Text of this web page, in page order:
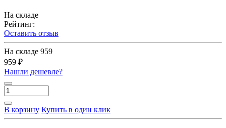
На складе
Рейтинг:
Оставить отзыв
На складе 959
959 ₽
Нашли дешевле?
В корзину Купить в один клик